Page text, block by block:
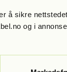
å sikre
og i